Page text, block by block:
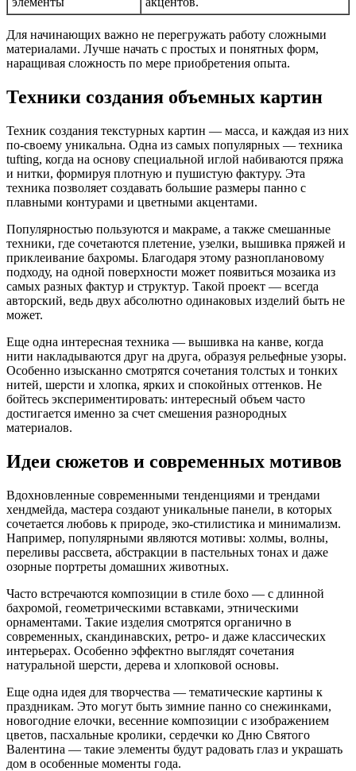
Для начинающих важно не перегружать работу сложными
материалами. Лучше начать с простых и понятных форм,
наращивая сложность по мере приобретения опыта.
Техники создания объемных картин
Техник создания текстурных картин — масса, и каждая из них
по-своему уникальна. Одна из самых популярных — техника
tufting, когда на основу специальной иглой набиваются пряжа
и нитки, формируя плотную и пушистую фактуру. Эта
техника позволяет создавать большие размеры панно с
плавными контурами и цветными акцентами.
Популярностью пользуются и макраме, а также смешанные
техники, где сочетаются плетение, узелки, вышивка пряжей и
приклеивание бахромы. Благодаря этому разноплановому
подходу, на одной поверхности может появиться мозаика из
самых разных фактур и структур. Такой проект — всегда
авторский, ведь двух абсолютно одинаковых изделий быть не
может.
Еще одна интересная техника — вышивка на канве, когда
нити накладываются друг на друга, образуя рельефные узоры.
Особенно изысканно смотрятся сочетания толстых и тонких
нитей, шерсти и хлопка, ярких и спокойных оттенков. Не
бойтесь экспериментировать: интересный объем часто
достигается именно за счет смешения разнородных
материалов.
Идеи сюжетов и современных мотивов
Вдохновленные современными тенденциями и трендами
хендмейда, мастера создают уникальные панели, в которых
сочетается любовь к природе, эко-стилистика и минимализм.
Например, популярными являются мотивы: холмы, волны,
переливы рассвета, абстракции в пастельных тонах и даже
озорные портреты домашних животных.
Часто встречаются композиции в стиле бохо — с длинной
бахромой, геометрическими вставками, этническими
орнаментами. Такие изделия смотрятся органично в
современных, скандинавских, ретро- и даже классических
интерьерах. Особенно эффектно выглядят сочетания
натуральной шерсти, дерева и хлопковой основы.
Еще одна идея для творчества — тематические картины к
праздникам. Это могут быть зимние панно со снежинками,
новогодние елочки, весенние композиции с изображением
цветов, пасхальные кролики, сердечки ко Дню Святого
Валентина — такие элементы будут радовать глаз и украшать
дом в особенные моменты года.